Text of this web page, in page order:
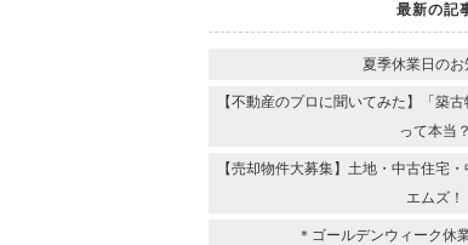
最新の記
夏季休業日のお
【不動産のプロに聞いてみた】「築
って本当？
【売却物件大募集】土地・中古住宅
エムズ！
＊ゴールデンウィーク休